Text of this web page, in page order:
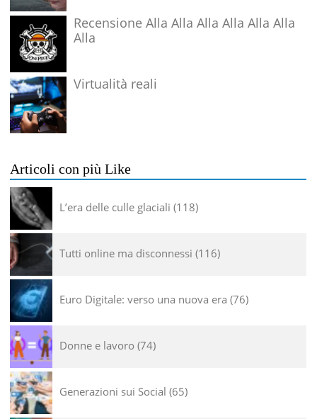
Recensione Alla Alla Alla Alla Alla Alla
Alla
Virtualità reali
Articoli con più Like
L’era delle culle glaciali 118
Tutti online ma disconnessi 116
Euro Digitale: verso una nuova era 76
Donne e lavoro 74
Generazioni sui Social 65